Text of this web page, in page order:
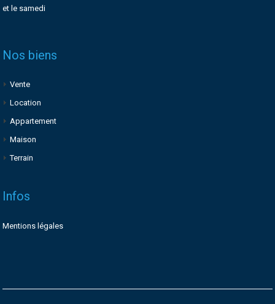
et le samedi
Nos biens
Vente
Location
Appartement
Maison
Terrain
Infos
Mentions légales